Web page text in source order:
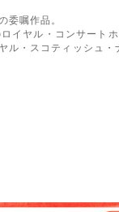
委嘱作品。
イヤル・コンサート
ル・スコティッシュ・